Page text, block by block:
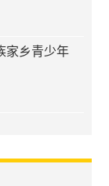
家乡青少年